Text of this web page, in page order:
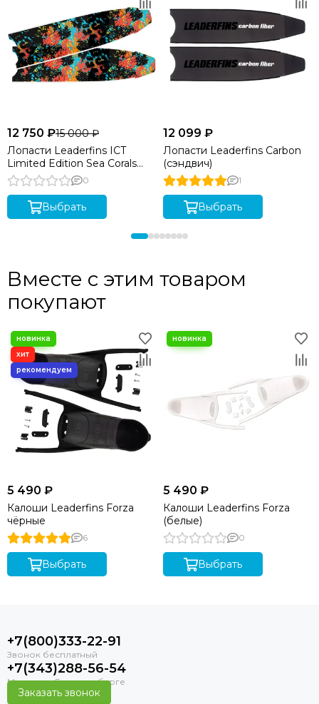
12 750 ₽15 000 ₽
Лопасти Leaderfins ICT
Limited Edition Sea Corals
(стеклотекстолит)
0
Выбрать
12 099 ₽
Лопасти Leaderfins Carbon
(сэндвич)
1
Выбрать
Вместе с этим товаром
покупают
5 490 ₽
Калоши Leaderfins Forza
чёрные
6
Выбрать
5 490 ₽
Калоши Leaderfins Forza
(белые)
0
Выбрать
+7(800)333-22-91
+7(343)288-56-54
Заказать звонок